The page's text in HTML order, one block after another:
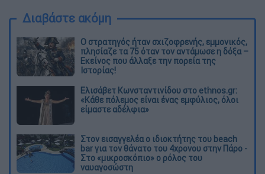
Διαβάστε ακόμη
O στρατηγός ήταν σχιζοφρενής, εμμονικός,
πλησίαζε τα 75 όταν τον αντάμωσε η δόξα –
Εκείνος που άλλαξε την πορεία της
Ιστορίας!
Ελισάβετ Κωνσταντινίδου στο ethnos.gr:
«Κάθε πόλεμος είναι ένας εμφύλιος, όλοι
είμαστε αδέλφια»
Στον εισαγγελέα ο ιδιοκτήτης του beach
bar για τον θάνατο του 4χρονου στην Πάρο -
Στο «μικροσκόπιο» ο ρόλος του
ναυαγοσώστη